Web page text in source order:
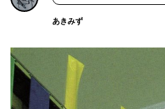
あきみず